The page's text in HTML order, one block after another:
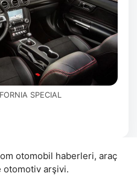
SPECIAL
otomobil haberleri, araç
otomotiv arşivi.